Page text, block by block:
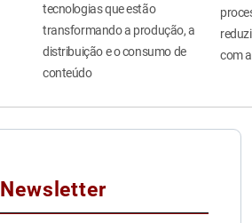
tecnologias que estão
transformando a produção, a
distribuição e o consumo de
conteúdo
com
Newsletter